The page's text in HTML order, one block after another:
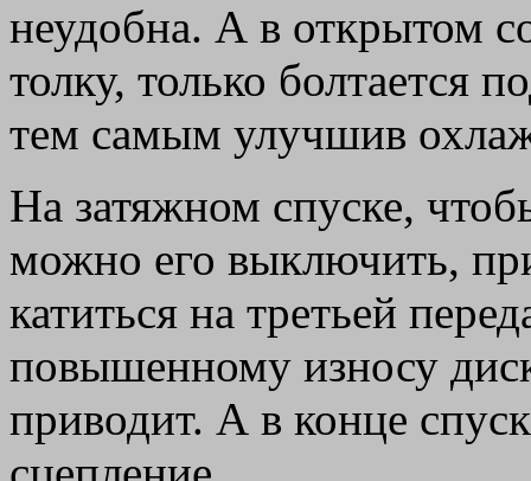
неудобна. А в открытом
толку, только болтается
тем самым улучшив
На затяжном спуске,
можно его выключить,
катиться на третьей
повышенному износу
приводит. А в конце